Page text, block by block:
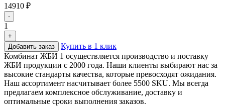
14910 ₽
-
1
+
Добавить заказ
Купить в 1 клик
Комбинат ЖБИ 1 осуществляется производство и поставку
ЖБИ продукции с 2000 года. Наши клиенты выбирают нас за
высокие стандарты качества, которые превосходят ожидания.
Наш ассортимент насчитывает более 5500 SKU. Мы всегда
предлагаем комплексное обслуживание, доставку и
оптимальные сроки выполнения заказов.